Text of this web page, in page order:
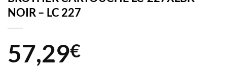
NOIR – LC 227
57,29€